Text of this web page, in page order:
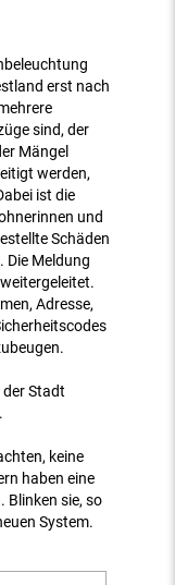
erst nach
sind, der
Mängel
werden,
ist die
und
Schäden
Die Meldung
Adresse,
der Stadt
keine
haben eine
Blinken sie, so
System.